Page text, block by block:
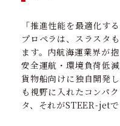
「推進性能を最適化す
プロペラは、スラスタ
ます。内航海運業界が
安全運航・環境負荷低
貨物船向けに独自開発
も視野に入れたコンパ
タ、それがSTEER-jetで